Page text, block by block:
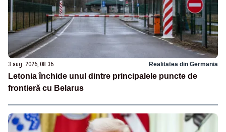
3 aug. 2026, 08:36 Realitatea din Germania
Letonia închide unul dintre principalele puncte de
frontieră cu Belarus